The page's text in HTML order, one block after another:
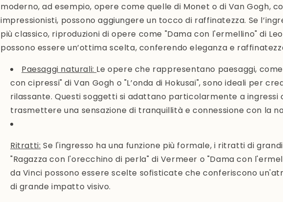
moderno, ad esempio, opere come quelle di Monet o di Van Gogh,
impressionisti, possono aggiungere un tocco di raffinatezza. Se
più classico, riproduzioni di opere come "Dama con l'ermellino" di
possono essere un’ottima scelta, conferendo eleganza e
Paesaggi naturali: Le opere che rappresentano paesaggi,
con cipressi" di Van Gogh o "L’onda di Hokusai", sono ideali per
rilassante. Questi soggetti si adattano particolarmente a ingressi
trasmettere una sensazione di tranquillità e connessione con la
Ritratti: Se l'ingresso ha una funzione più formale, i ritratti di
"Ragazza con l'orecchino di perla" di Vermeer o "Dama con
da Vinci possono essere scelte sofisticate che conferiscono
di grande impatto visivo.